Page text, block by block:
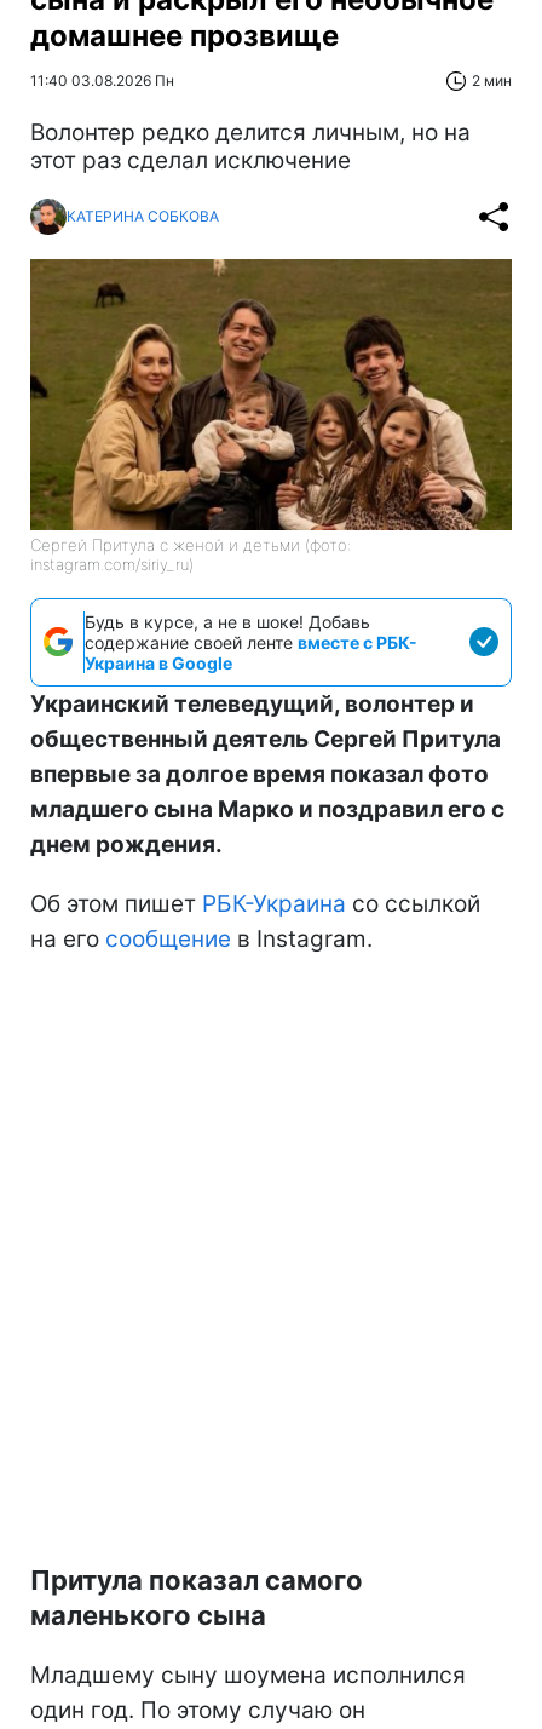
домашнее прозвище
11:40 03.08.2026 Пн 2 мин
Волонтер редко делится личным, но на
этот раз сделал исключение
КАТЕРИНА СОБКОВА
Сергей Притула с женой и детьми (фото:
instagram.com/siriy_ru)
Будь в курсе, а не в шоке! Добавь
содержание своей ленте вместе с РБК-
Украина в Google
Украинский телеведущий, волонтер и
общественный деятель Сергей Притула
впервые за долгое время показал фото
младшего сына Марко и поздравил его с
днем рождения.
Об этом пишет РБК-Украина со ссылкой
на его сообщение в Instagram.
Притула показал самого
маленького сына
Младшему сыну шоумена исполнился
один год. По этому случаю он